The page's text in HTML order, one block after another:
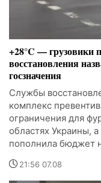
+28°C — грузовики
восстановления
госзначения
Службы
комплекс
ограничения для
областях Украины,
пополнила бюджет
21:56 07.08